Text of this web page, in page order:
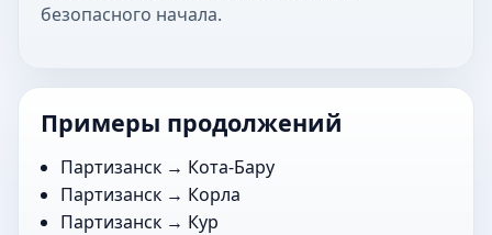
безопасного начала.
Примеры продолжений
Партизанск → Кота-Бару
Партизанск → Корла
Партизанск → Кур